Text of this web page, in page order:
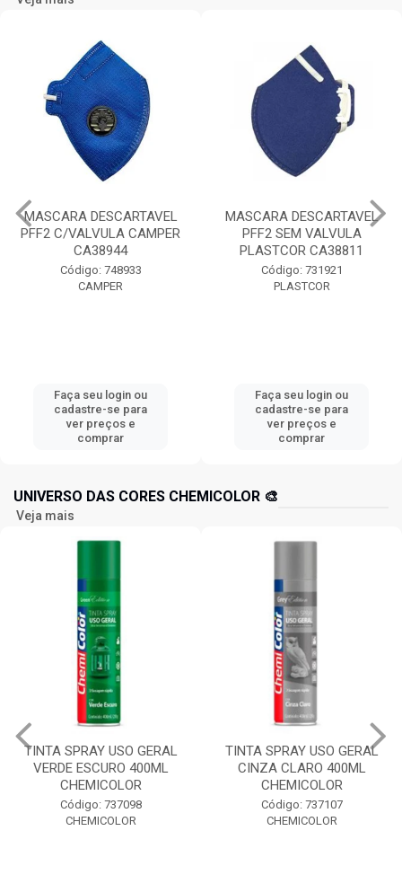
MASCARA DESCARTAVEL
PFF2 C/VALVULA CAMPER
CA38944
Código: 748933
CAMPER
Faça seu login ou
cadastre-se para
ver preços e
comprar
MASCARA DESCARTAVEL
PFF2 SEM VALVULA
PLASTCOR CA38811
Código: 731921
PLASTCOR
Faça seu login ou
cadastre-se para
ver preços e
comprar
UNIVERSO DAS CORES CHEMICOLOR 🎨
Veja mais
TINTA SPRAY USO GERAL
VERDE ESCURO 400ML
CHEMICOLOR
Código: 737098
CHEMICOLOR
TINTA SPRAY USO GERAL
CINZA CLARO 400ML
CHEMICOLOR
Código: 737107
CHEMICOLOR